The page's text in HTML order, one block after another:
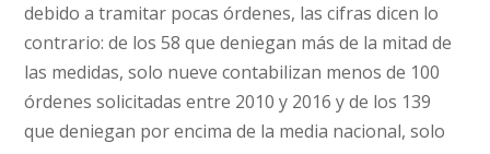
debido a tramitar pocas órdenes, las cifras dicen lo
contrario: de los 58 que deniegan más de la mitad de
las medidas, solo nueve contabilizan menos de 100
órdenes solicitadas entre 2010 y 2016 y de los 139
que deniegan por encima de la media nacional, solo